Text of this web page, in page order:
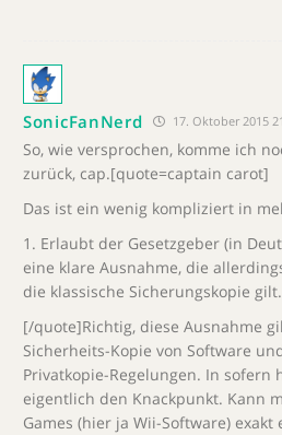
SonicFanNerd 17. Oktober 2015
So, wie versprochen, komme ich
zurück, cap.[quote=captain carot]
Das ist ein wenig kompliziert in
1. Erlaubt der Gesetzgeber (in
eine klare Ausnahme, die
die klassische Sicherungskopie gilt.
[/quote]Richtig, diese Ausnahme
Sicherheits-Kopie von Software
Privatkopie-Regelungen. In sofern
eigentlich den Knackpunkt. Kann
Games (hier ja Wii-Software) exakt